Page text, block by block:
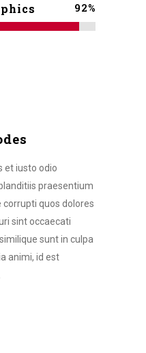
92%
et iusto odio
praesentium
quos dolores
sint occaecati
sunt in culpa
animi, id est